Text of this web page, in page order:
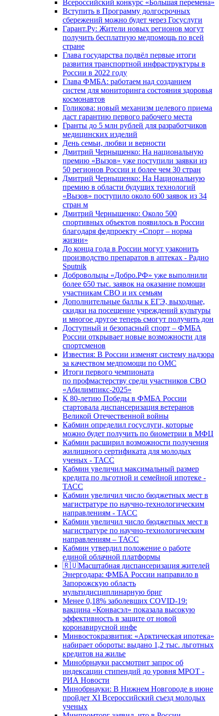
Всероссийский конкурс «Большая перемена»
Вступить в Программу долгосрочных
сбережений можно будет через Госуслуги
Гарант.Ру: Жители новых регионов могут
получить бесплатную медпомощь по всей
стране
Глава государства подвёл первые итоги
развития транспортной инфраструктуры в
России в 2022 году
Глава ФМБА: работаем над созданием
систем для мониторинга состояния здоровья
космонавтов
Голикова: новый механизм целевого приема
даст гарантию первого рабочего места
Гранты до 5 млн рублей для разработчиков
медицинских изделий
День семьи, любви и верности
Дмитрий Чернышенко: На национальную
премию «Вызов» уже поступили заявки из
50 регионов России и более чем 30 стран
Дмитрий Чернышенко: На Национальную
премию в области будущих технологий
«Вызов» поступило около 600 заявок из 34
стран м
Дмитрий Чернышенко: Около 500
спортивных объектов появилось в России
благодаря федпроекту «Спорт – норма
жизни»
До конца года в России могут узаконить
производство препаратов в аптеках - Радио
Sputnik
Добровольцы «Добро.РФ» уже выполнили
более 650 тыс. заявок на оказание помощи
участникам СВО и их семьям
Дополнительные баллы к ЕГЭ, выходные,
скидки на посещение учреждений культуры
и многое другое теперь смогут получить дон
Доступный и безопасный спорт – ФМБА
России открывает новые возможности для
спортсменов
Известия: В России изменят систему надзора
за качеством медпомощи по ОМС
Итоги первого чемпионата
по профмастерству среди участников СВО
«Абилимпикс-2025»
К 80-летию Победы в ФМБА России
стартовала диспансеризация ветеранов
Великой Отечественной войны
Кабмин определил госуслуги, которые
можно будет получить по биометрии в МФЦ
Кабмин расширил возможности получения
жилищного сертификата для молодых
ученых - ТАСС
Кабмин увеличил максимальный размер
кредита по льготной и семейной ипотеке -
ТАСС
Кабмин увеличил число бюджетных мест в
магистратуре по научно-технологическим
направлениям - ТАСС
Кабмин увеличил число бюджетных мест в
магистратуре по научно-технологическим
направлениям – ТАСС
Кабмин утвердил положение о работе
единой облачной платформы
🇷🇺Масштабная диспансеризация жителей
Энергодара: ФМБА России направило в
Запорожскую область
мультидисциплинарную бриг
Менее 0,18% заболевших COVID-19:
вакцина «Конвасэл» показала высокую
эффективность в защите от новой
коронавирусной инфе
Минвостокразвития: «Арктическая ипотека»
набирает обороты: выдано 1,2 тыс. льготных
кредитов на жилье
Минобрнауки рассмотрит запрос об
индексации стипендий до уровня МРОТ -
РИА Новости
Минобрнауки: В Нижнем Новгороде в июне
пройдет XI Всероссийский съезд молодых
ученых